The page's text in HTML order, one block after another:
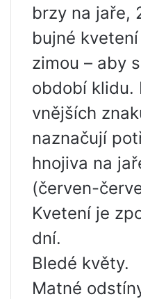
brzy na jaře,
bujné
zimou – aby
období klidu.
vnějších
naznačují
hnojiva na
(červen-
Kvetení je
dní.
Bledé květy.
Matné